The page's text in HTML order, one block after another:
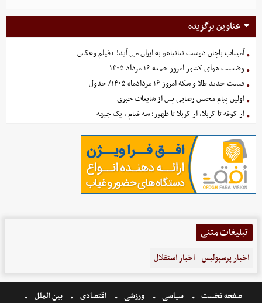
عناوین برگزیده
آمیتاب باچان دوست نتانیاهو به ایران می آید! +فیلم وعکس
وضعیت هوای کشور امروز جمعه ۱۶ مرداد ۱۴۰۵
قیمت جدید طلا و سکه امروز ۱۶ مردادماه ۱۴۰۵/ جدول
اولین پیام محسن رضایی پس از شایعات خبری
از کوفه تا کربلا، از کربلا تا ظهور؛ سه قیام ، یک جبهه
تبلیغات متنی
اخبار پرسپولیس اخبار استقلال
صفحه نخست سیاسی ورزشی اقتصادی بین الملل